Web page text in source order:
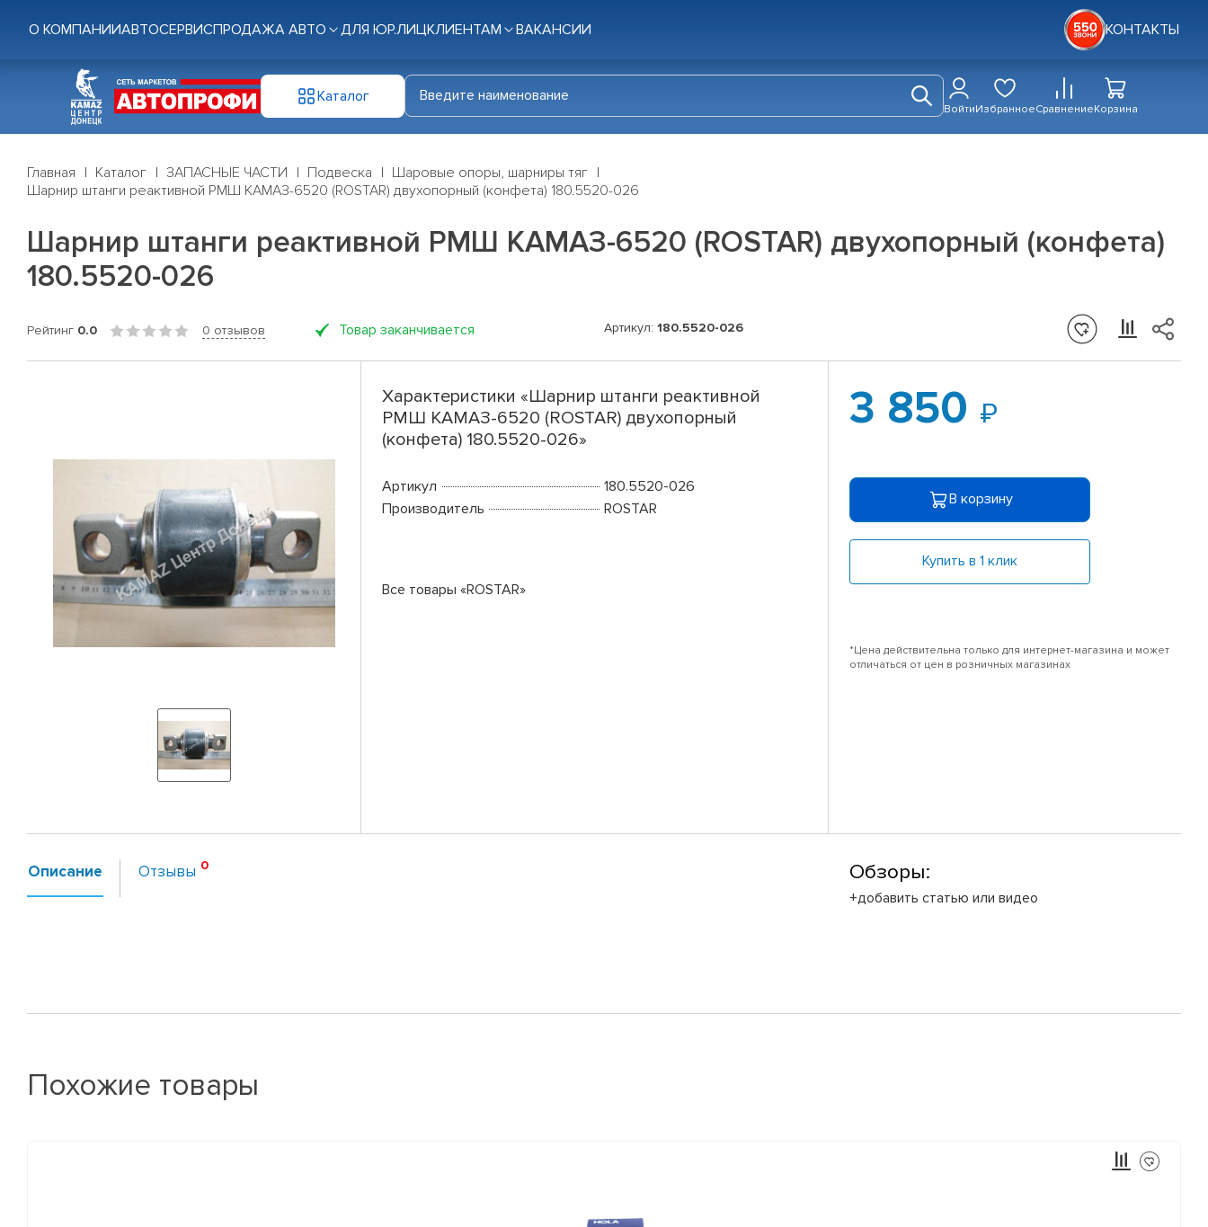
О КОМПАНИИАВТОСЕРВИСПРОДАЖА АВТО ДЛЯ ЮР.ЛИЦКЛИЕНТАМ ВАКАНСИИ КОНТАКТЫ
Каталог
ВойтиИзбранноеСравнениеКорзина
Главная Каталог ЗАПАСНЫЕ ЧАСТИ Подвеска
Шаровые опоры, шарниры тяг
Шарнир штанги реактивной РМШ КАМАЗ-6520 (ROSTAR) двухопорный (конфета) 180.5520-026
Шарнир штанги реактивной РМШ КАМАЗ-6520 (ROSTAR) двухопорный (конфета)
180.5520-026
Рейтинг 0.0 0 отзывов Товар заканчивается Артикул: 180.5520-026
Характеристики «Шарнир штанги реактивной
РМШ КАМАЗ-6520 (ROSTAR) двухопорный
(конфета) 180.5520-026»
Артикул
180.5520-026
Производитель
ROSTAR
Все товары «ROSTAR»
3 850
В корзину
Купить в 1 клик
*Цена действительна только для интернет-магазина и может
отличаться от цен в розничных магазинах
Описание Отзывы Обзоры:
+добавить статью или видео
Похожие товары